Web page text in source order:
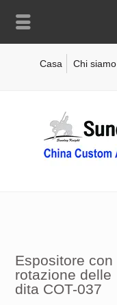
Casa Chi siamo
Espositore con
rotazione delle
dita COT-037